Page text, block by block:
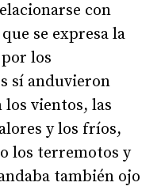
con
se expresa la
los
sí anduvieron
los vientos, las
y los fríos,
los terremotos y
también ojo